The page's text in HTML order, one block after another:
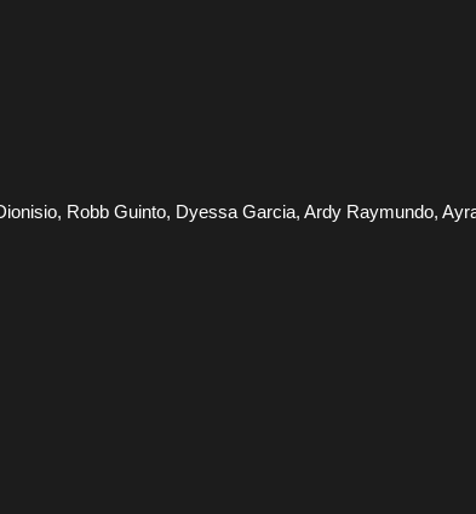
Robb Guinto, Dyessa Garcia, Ardy Raymundo,